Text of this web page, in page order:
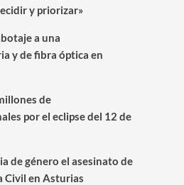
y priorizar»
a una
y de fibra óptica en
de
por el eclipse del 12 de
de género el asesinato de
Civil en Asturias